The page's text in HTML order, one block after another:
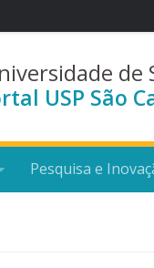
de
USP São
Pesquisa e